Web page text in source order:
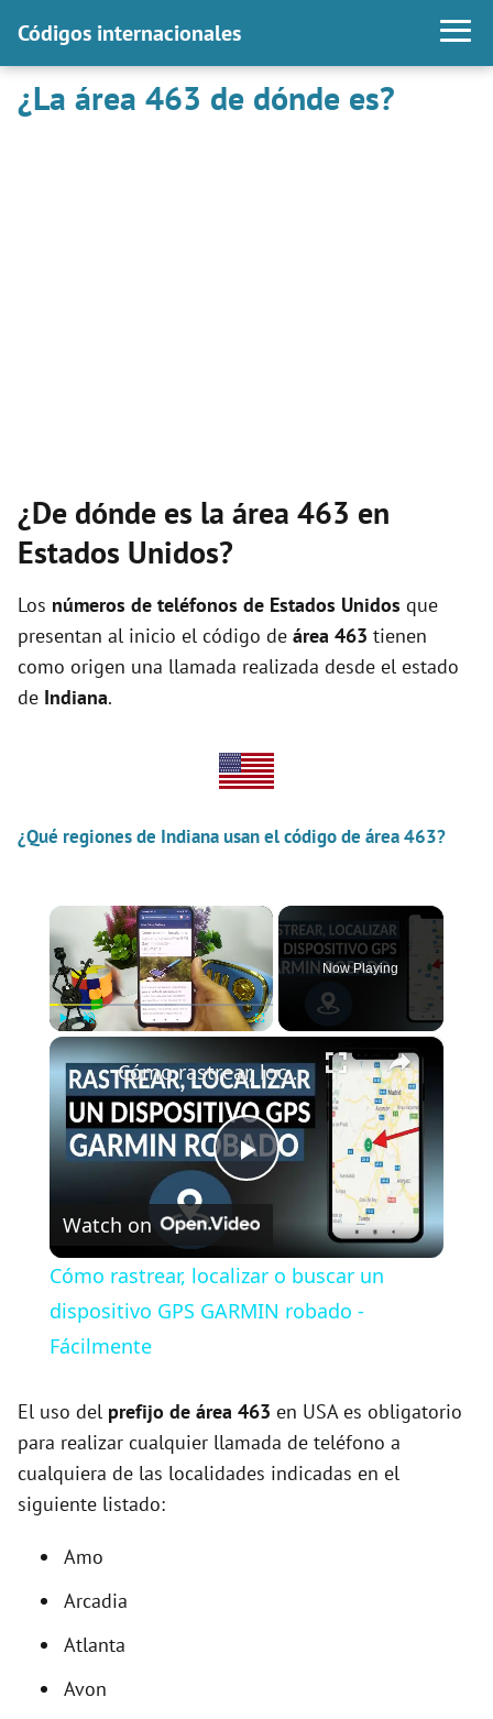
Códigos internacionales
¿La área 463 de dónde es?
¿De dónde es la área 463 en
Estados Unidos?
Los números de teléfonos de Estados Unidos que
presentan al inicio el código de área 463 tienen
como origen una llamada realizada desde el estado
de Indiana.
¿Qué regiones de Indiana usan el código de área 463?
×
Unmute
Now Playing
×
P
a
V
Cómo rastrear, localizar o buscar un dispositivo GPS GARMIN robado - Fácilmente
Watch on
Cómo rastrear, localizar o buscar un
dispositivo GPS GARMIN robado -
Fácilmente
El uso del prefijo de área 463 en USA es obligatorio
para realizar cualquier llamada de teléfono a
cualquiera de las localidades indicadas en el
siguiente listado:
Amo
Arcadia
Atlanta
Avon